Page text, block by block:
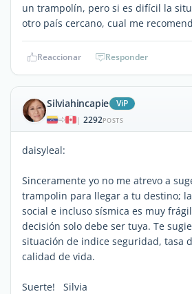
un trampolín, pero si es difícil la
otro país cercano, cual me
Reaccionar Responder
Silviahincapie ViP
| 2292POSTS
daisyleal:
Sinceramente yo no me atrevo a
trampolin para llegar a tu destino;
social e incluso sísmica es muy
decisión solo debe ser tuya. Te
situación de indice seguridad, tasa
calidad de vida.
Suerte! Silvia